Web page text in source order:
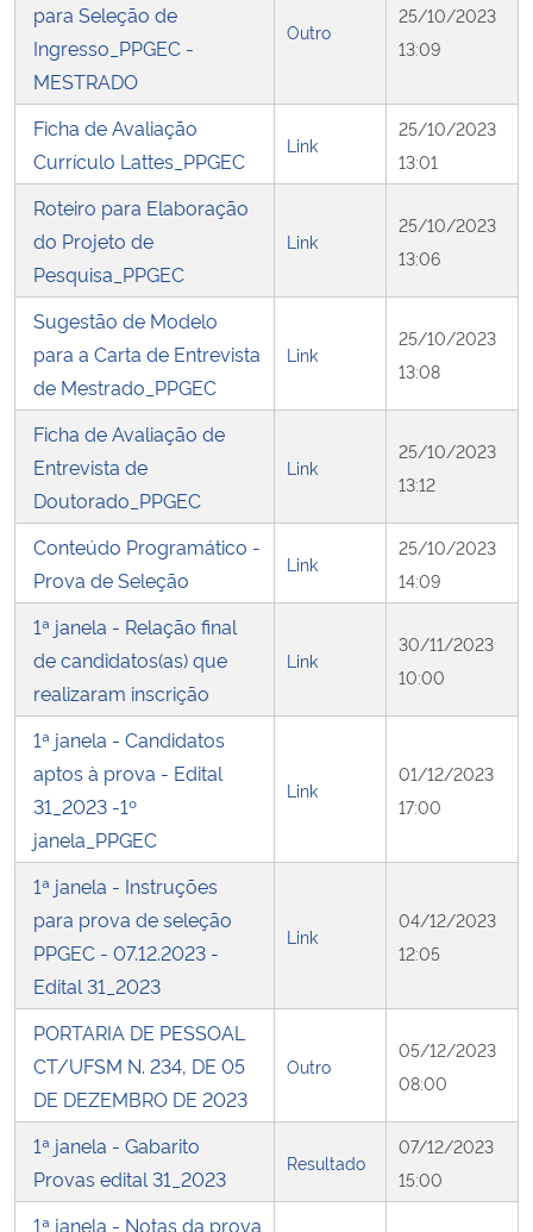
para Seleção de
Ingresso_PPGEC -
MESTRADO
Outro
25/10/2023
13:09
Ficha de Avaliação
Currículo Lattes_PPGEC
Link
25/10/2023
13:01
Roteiro para Elaboração
do Projeto de
Pesquisa_PPGEC
Link
25/10/2023
13:06
Sugestão de Modelo
para a Carta de Entrevista
de Mestrado_PPGEC
Link
25/10/2023
13:08
Ficha de Avaliação de
Entrevista de
Doutorado_PPGEC
Link
25/10/2023
13:12
Conteúdo Programático -
Prova de Seleção
Link
25/10/2023
14:09
1ª janela - Relação final
de candidatos(as) que
realizaram inscrição
Link
30/11/2023
10:00
1ª janela - Candidatos
aptos à prova - Edital
31_2023 -1º
janela_PPGEC
Link
01/12/2023
17:00
1ª janela - Instruções
para prova de seleção
PPGEC - 07.12.2023 -
Edital 31_2023
Link
04/12/2023
12:05
PORTARIA DE PESSOAL
CT/UFSM N. 234, DE 05
DE DEZEMBRO DE 2023
Outro
05/12/2023
08:00
1ª janela - Gabarito
Provas edital 31_2023
Resultado
07/12/2023
15:00
1ª janela - Notas da prova